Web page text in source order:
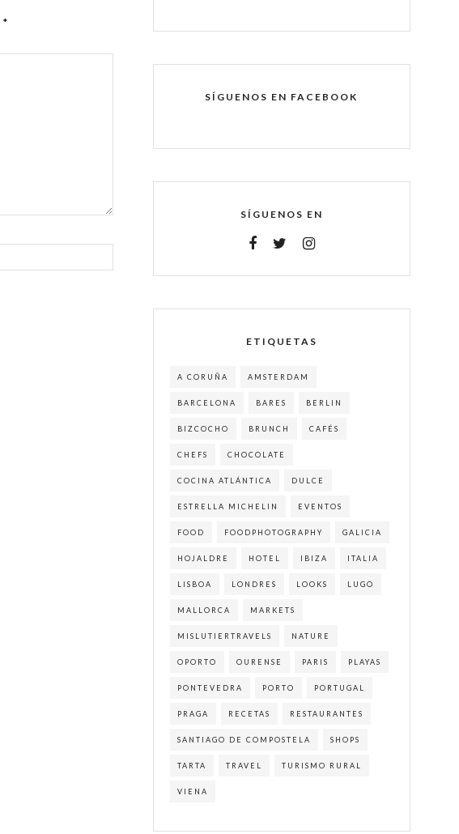
*
SÍGUENOS EN FACEBOOK
SÍGUENOS EN
ETIQUETAS
A CORUÑA AMSTERDAM
BARCELONA BARES BERLIN
BIZCOCHO BRUNCH CAFÉS
CHEFS CHOCOLATE
COCINA ATLÁNTICA DULCE
ESTRELLA MICHELIN EVENTOS
FOOD FOODPHOTOGRAPHY GALICIA
HOJALDRE HOTEL IBIZA ITALIA
LISBOA LONDRES LOOKS LUGO
MALLORCA MARKETS
MISLUTIERTRAVELS NATURE
OPORTO OURENSE PARIS PLAYAS
PONTEVEDRA PORTO PORTUGAL
PRAGA RECETAS RESTAURANTES
SANTIAGO DE COMPOSTELA SHOPS
TARTA TRAVEL TURISMO RURAL
VIENA